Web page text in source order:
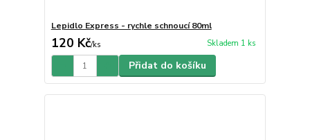
Lepidlo Express - rychle schnoucí 80ml
120 Kč/ks Skladem 1 ks
Přidat do košíku